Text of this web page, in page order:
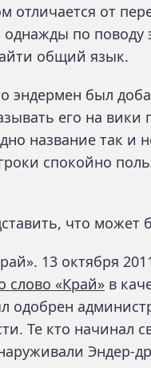
отличается от
однажды по
общий язык.
эндермен был
его на
название так и
спокойно
что может
13 октября
слово «Край» в
одобрен
Те кто начинал
Эндер-